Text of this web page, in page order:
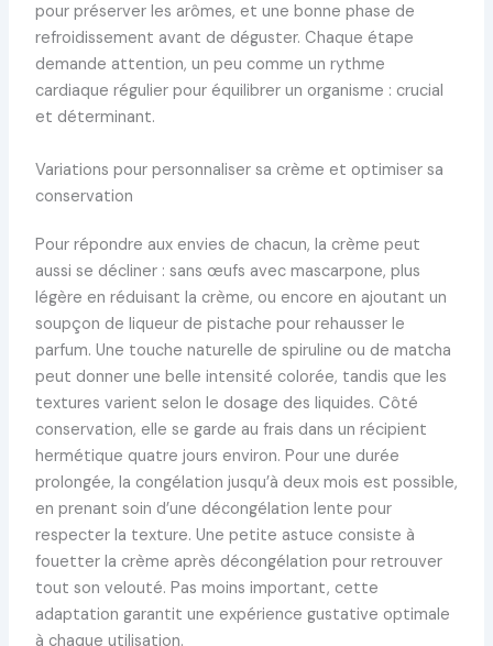
pour préserver les arômes, et une bonne phase de
refroidissement avant de déguster. Chaque étape
demande attention, un peu comme un rythme
cardiaque régulier pour équilibrer un organisme : crucial
et déterminant.
Variations pour personnaliser sa crème et optimiser sa
conservation
Pour répondre aux envies de chacun, la crème peut
aussi se décliner : sans œufs avec mascarpone, plus
légère en réduisant la crème, ou encore en ajoutant un
soupçon de liqueur de pistache pour rehausser le
parfum. Une touche naturelle de spiruline ou de matcha
peut donner une belle intensité colorée, tandis que les
textures varient selon le dosage des liquides. Côté
conservation, elle se garde au frais dans un récipient
hermétique quatre jours environ. Pour une durée
prolongée, la congélation jusqu’à deux mois est possible,
en prenant soin d’une décongélation lente pour
respecter la texture. Une petite astuce consiste à
fouetter la crème après décongélation pour retrouver
tout son velouté. Pas moins important, cette
adaptation garantit une expérience gustative optimale
à chaque utilisation.